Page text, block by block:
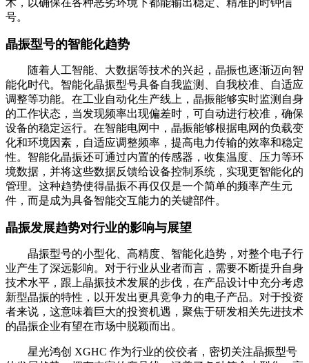
术，以确保在各种恶劣环境下都能输出稳定、精准的时钟信
号。
晶振型号的智能化趋势
随着人工智能、大数据等技术的兴起，晶振也逐渐迈向智
能化时代。智能化晶振型号具备自我监测、自我校准、自适应
调整等功能。在工业自动化生产线上，晶振能够实时监测自身
的工作状态，当发现频率出现偏差时，可自动进行校准，确保
设备的稳定运行。在智能电网中，晶振能够根据电网的负载变
化和环境因素，自适应调整频率，提高电力传输的效率和稳定
性。智能化晶振还可通过内置的传感器，收集温度、压力等环
境数据，并将这些数据反馈给设备控制系统，实现更智能化的
管理。这种趋势使得晶振不再仅仅是一个简单的频率产生元
件，而是成为具备智能交互能力的关键部件。
晶振发展趋势对行业的影响与展望
晶振型号的小型化、高精度、智能化趋势，对整个电子行
业产生了深远影响。对于行业从业者而言，需要不断提升自身
技术水平，跟上晶振技术发展的步伐，在产品设计中充分考虑
新型晶振的特性，以开发出更具竞争力的电子产品。对于投资
者来说，这意味着巨大的投资机遇，聚焦于研发相关先进技术
的晶振企业有望在市场中脱颖而出。
星光鸿创 XGHC 作为行业的佼佼者，密切关注晶振型号